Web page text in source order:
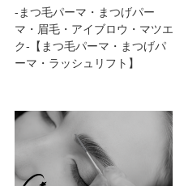
-まつ毛パーマ・まつげパー
マ・眉毛・アイブロウ・マツエ
ク-【まつ毛パーマ・まつげパ
ーマ・ラッシュリフト】